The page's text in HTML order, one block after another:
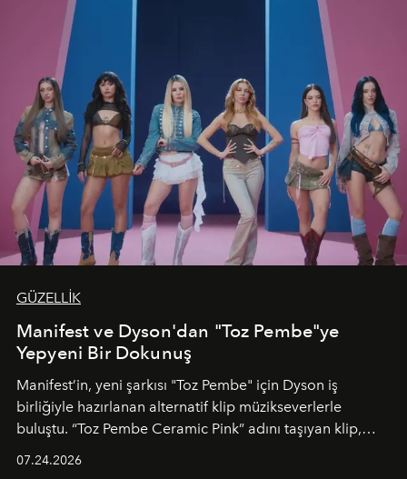
GÜZELLİK
Manifest ve Dyson'dan "Toz Pembe"ye
Yepyeni Bir Dokunuş
Manifest’in, yeni şarkısı "Toz Pembe" için Dyson iş
birliğiyle hazırlanan alternatif klip müzikseverlerle
buluştu. “Toz Pembe Ceramic Pink” adını taşıyan klip,
07.24.2026